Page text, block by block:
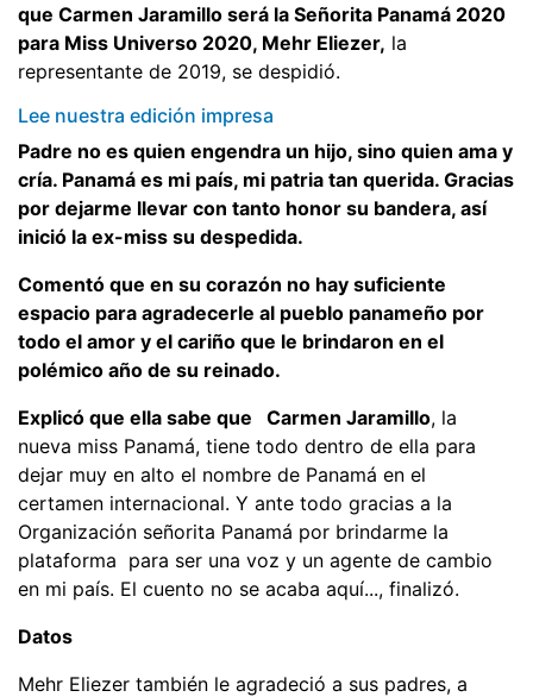
que Carmen Jaramillo será la Señorita Panamá 2020
para Miss Universo 2020, Mehr Eliezer, la
representante de 2019, se despidió.
Lee nuestra edición impresa
Padre no es quien engendra un hijo, sino quien ama y
cría. Panamá es mi país, mi patria tan querida. Gracias
por dejarme llevar con tanto honor su bandera, así
inició la ex-miss su despedida.
Comentó que en su corazón no hay suficiente
espacio para agradecerle al pueblo panameño por
todo el amor y el cariño que le brindaron en el
polémico año de su reinado.
Explicó que ella sabe que Carmen Jaramillo, la
nueva miss Panamá, tiene todo dentro de ella para
dejar muy en alto el nombre de Panamá en el
certamen internacional. Y ante todo gracias a la
Organización señorita Panamá por brindarme la
plataforma para ser una voz y un agente de cambio
en mi país. El cuento no se acaba aquí..., finalizó.
Datos
Mehr Eliezer también le agradeció a sus padres, a